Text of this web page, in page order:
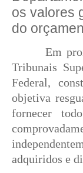
os valores
do
Em
Tribunais
Federal,
objetiva
fornecer
adquiridos e